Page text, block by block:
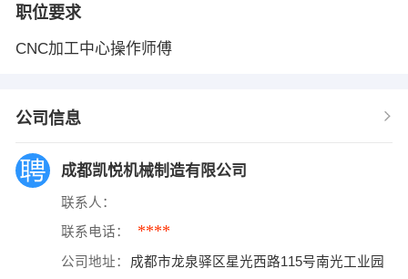
职位要求
CNC加工中心操作师傅
公司信息
成都凯悦机械制造有限公司
联系人：
联系电话： ****
公司地址： 成都市龙泉驿区星光西路115号南光工业园